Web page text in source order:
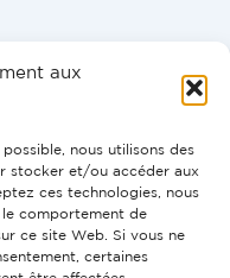
aux
nous utilisons des
stocker et/ou accéder aux
ces technologies, nous
comportement de
ce site Web. Si vous ne
certaines